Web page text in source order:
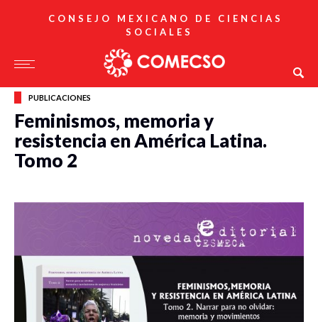
CONSEJO MEXICANO DE CIENCIAS
SOCIALES
PUBLICACIONES
Feminismos, memoria y
resistencia en América Latina.
Tomo 2